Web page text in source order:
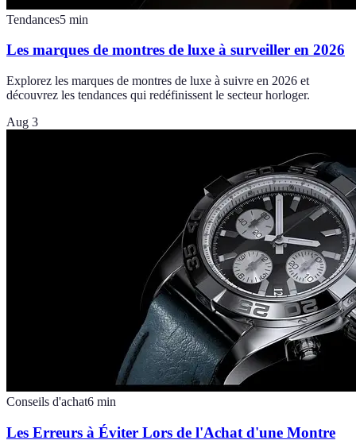
Tendances5 min
Les marques de montres de luxe à surveiller en 2026
Explorez les marques de montres de luxe à suivre en 2026 et
découvrez les tendances qui redéfinissent le secteur horloger.
Aug 3
Conseils d'achat6 min
Les Erreurs à Éviter Lors de l'Achat d'une Montre